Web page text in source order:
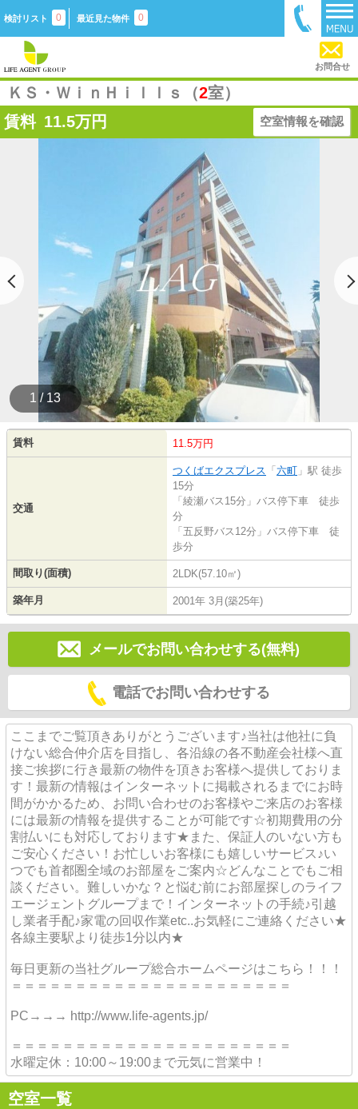
検討リスト 0 最近見た物件 0
お問合せ
ＫＳ・ＷｉｎＨｉｌｌｓ（2室）
賃料 11.5万円 空室情報を確認
1 / 13
賃料 11.5万円
交通
つくばエクスプレス 「 六町 」駅 徒歩
15分
「綾瀬バス15分」バス停下車 徒歩
分
「五反野バス12分」バス停下車 徒
歩分
間取り(面積) 2LDK(57.10㎡)
築年月 2001年 3月(築25年)
メールでお問い合わせする(無料)
電話でお問い合わせする
ここまでご覧頂きありがとうございます♪当社は他社に負
けない総合仲介店を目指し、各沿線の各不動産会社様へ直
接ご挨拶に行き最新の物件を頂きお客様へ提供しておりま
す！最新の情報はインターネットに掲載されるまでにお時
間がかかるため、お問い合わせのお客様やご来店のお客様
には最新の情報を提供することが可能です☆初期費用の分
割払いにも対応しております★また、保証人のいない方も
ご安心ください！お忙しいお客様にも嬉しいサービス♪い
つでも首都圏全域のお部屋をご案内☆どんなことでもご相
談ください。難しいかな？と悩む前にお部屋探しのライフ
エージェントグループまで！インターネットの手続♪引越
し業者手配♪家電の回収作業etc..お気軽にご連絡ください★
各線主要駅より徒歩1分以内★
毎日更新の当社グループ総合ホームページはこちら！！！
＝＝＝＝＝＝＝＝＝＝＝＝＝＝＝＝＝＝＝＝＝＝
PC→→→ http://www.life-agents.jp/
＝＝＝＝＝＝＝＝＝＝＝＝＝＝＝＝＝＝＝＝＝＝
水曜定休：10:00～19:00まで元気に営業中！
空室一覧